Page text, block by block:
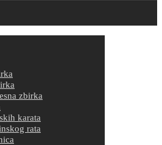
zbirka
karata
rata